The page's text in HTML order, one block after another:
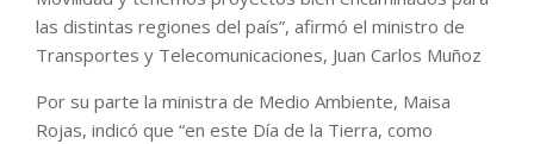
las distintas regiones del país”, afirmó el ministro de
Transportes y Telecomunicaciones, Juan Carlos Muñoz
Por su parte la ministra de Medio Ambiente, Maisa
Rojas, indicó que “en este Día de la Tierra, como